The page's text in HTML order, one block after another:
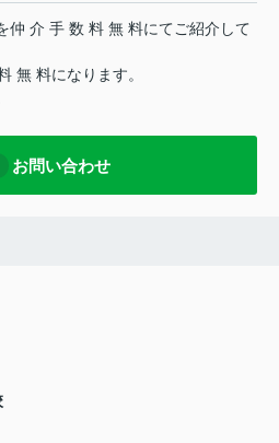
仲 介 手 数 料 無 料にてご紹介して
無 料になります。
お問い合わせ